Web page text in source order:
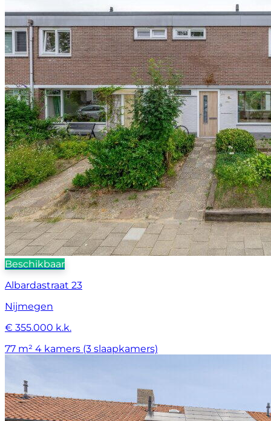
Beschikbaar
Albardastraat 23
Nijmegen
€ 355.000 k.k.
77 m² 4 kamers (3 slaapkamers)